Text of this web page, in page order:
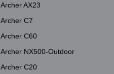
Archer AX23
Archer C7
Archer C60
Archer NX500-Outdoor
Archer C20